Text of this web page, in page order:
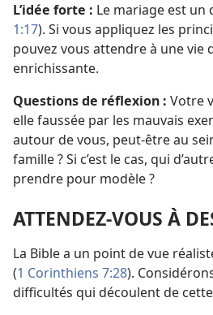
L’idée forte : Le mariage est un
1:17). Si vous appliquez les
pouvez vous attendre à une vie
enrichissante.
Questions de réflexion : Votre
elle faussée par les mauvais
autour de vous, peut-être au
famille ? Si c’est le cas, qui
prendre pour modèle ?
ATTENDEZ-​VOUS À
La Bible a un point de vue
(1 Corinthiens 7:28).
difficultés qui découlent de